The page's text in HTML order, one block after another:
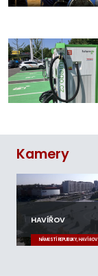
Kamery
HAVÍŘOV
NÁMĚSTÍ REPUBLIKY, HAVÍŘOV